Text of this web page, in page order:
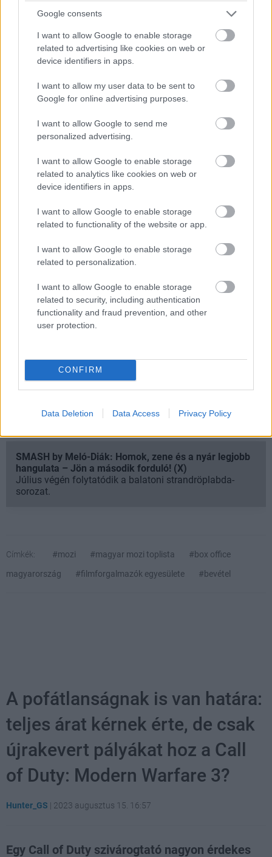
Google consents
I want to allow Google to enable storage
related to advertising like cookies on web or
device identifiers in apps.
I want to allow my user data to be sent to
Google for online advertising purposes.
I want to allow Google to send me
personalized advertising.
I want to allow Google to enable storage
related to analytics like cookies on web or
device identifiers in apps.
I want to allow Google to enable storage
related to functionality of the website or app.
I want to allow Google to enable storage
related to personalization.
I want to allow Google to enable storage
related to security, including authentication
functionality and fraud prevention, and other
user protection.
CONFIRM
Data Deletion Data Access Privacy Policy
Meg 2. - Az árok
50 679 385 Ft bevétel, 24 698
Katicabogár és Fekete Macska kalandjai - A
film18 646 830 Ft bevétel, 9 907 látogató
Tini Nindzsa Teknőcök: Mutáns káosz
12 569
895 Ft bevétel, 6 480 látogató
Elemi10 288 960 Ft bevétel, 5 221 látogató
Mission: Impossible - Leszámolás - Első Rész
571 850 Ft bevétel, 3 969 látogató
A félelem fészke7 781 085 Ft bevétel, 3 837
Beszélj hozzám!7 201 560 Ft bevétel, 3 484
Ti mit néztetek meg a napokban? Van, amit ajánlanátok
A GS már a TikTokon is vár
Hírek, érdekességek, tippek, ajánlók, unboxing,
Kövess minket TikTokon is!
SMASH by Meló-Diák: Homok, zene és a nyár legjobb
hangulata – Jön a második forduló! (X)
Július végén folytatódik a balatoni strandröplabda-
sorozat.
Címkék: #mozi #magyar mozi toplista
#box office
magyarország
#filmforgalmazók egyesülete #bevétel
A pofátlanságnak is van határa:
teljes árat kérnek érte, de csak
újrakevert pályákat hoz a Call
of Duty: Modern Warfare 3?
Hunter_GS | 2023 augusztus 15. 16:57
Egy Call of Duty szivárogtató nagyon érdekes